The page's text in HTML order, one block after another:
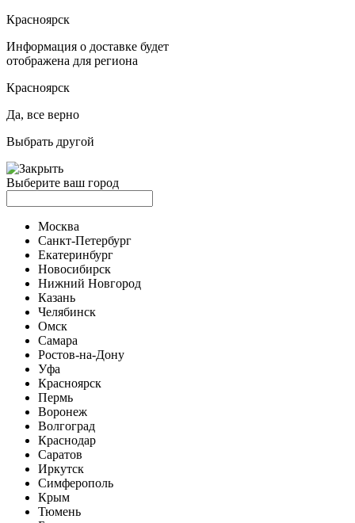
Красноярск
Информация о доставке будет
отображена для региона
Красноярск
Да, все верно
Выбрать другой
Выберите ваш город
Москва
Санкт-Петербург
Екатеринбург
Новосибирск
Нижний Новгород
Казань
Челябинск
Омск
Самара
Ростов-на-Дону
Уфа
Красноярск
Пермь
Воронеж
Волгоград
Краснодар
Саратов
Иркутск
Симферополь
Крым
Тюмень